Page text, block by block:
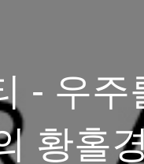
- 우주
황홀